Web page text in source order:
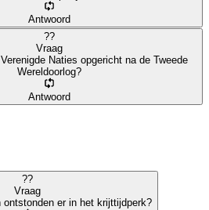
Antwoord
??
Vraag
Naties opgericht na de Tweede
Wereldoorlog?
Antwoord
??
Vraag
ontstonden er in het krijttijdperk?